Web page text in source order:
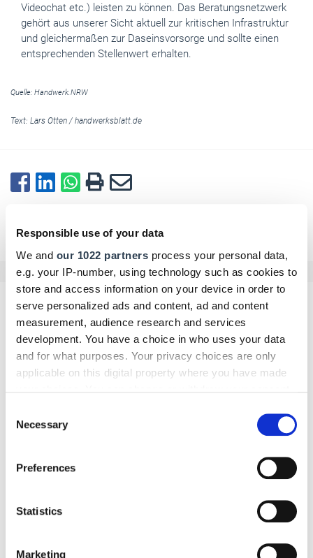
Responsible use of your data
We and our 1022 partners process your personal data,
e.g. your IP-number, using technology such as cookies to
store and access information on your device in order to
serve personalized ads and content, ad and content
measurement, audience research and services
development. You have a choice in who uses your data
and for what purposes. Your privacy choices are only
applicable on this digital property where you have made
the Privacy trigger icon.
Collect information about your geographical location
Identify your device by actively scanning it for
Find out more about how your personal data is processed
Selection
Necessary
Preferences
Statistics
Marketing
Videochat etc.) leisten zu können. Das Beratungsnetzwerk
gehört aus unserer Sicht aktuell zur kritischen Infrastruktur
und gleichermaßen zur Daseinsvorsorge und sollte einen
entsprechenden Stellenwert erhalten.
Quelle: Handwerk.NRW
Text: Lars Otten / handwerksblatt.de
Kommentar schreiben
Name